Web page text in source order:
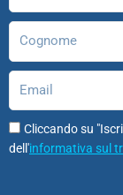
Cliccando su
dell'informativa sul